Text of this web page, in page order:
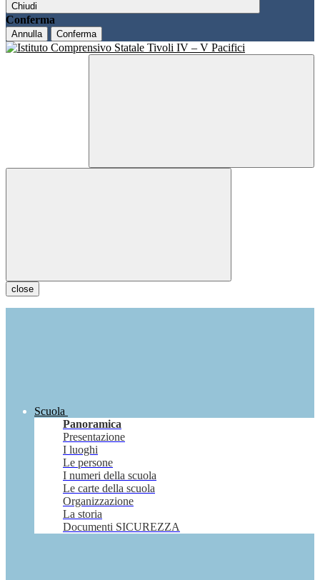
Chiudi
Conferma
Annulla Conferma
close
Scuola
Panoramica
Presentazione
I luoghi
Le persone
I numeri della scuola
Le carte della scuola
Organizzazione
La storia
Documenti SICUREZZA